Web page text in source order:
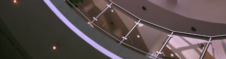
Studenci